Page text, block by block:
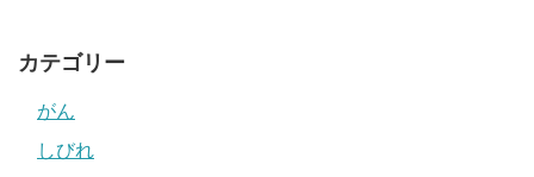
カテゴリー
がん
しびれ